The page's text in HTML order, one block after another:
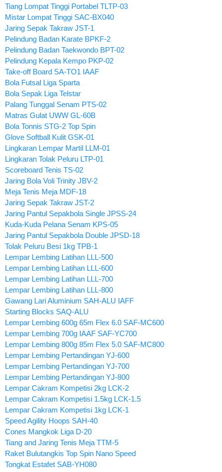
Tiang Lompat Tinggi Portabel TLTP-03
Mistar Lompat Tinggi SAC-BX040
Jaring Sepak Takraw JST-1
Pelindung Badan Karate BPKF-2
Pelindung Badan Taekwondo BPT-02
Pelindung Kepala Kempo PKP-02
Take-off Board SA-TO1 IAAF
Bola Futsal Liga Sparta
Bola Sepak Liga Telstar
Palang Tunggal Senam PTS-02
Matras Gulat UWW GL-60B
Bola Tonnis STG-2 Top Spin
Glove Softball Kulit GSK-01
Lingkaran Lempar Martil LLM-01
Lingkaran Tolak Peluru LTP-01
Scoreboard Tenis TS-02
Jaring Bola Voli Trinity JBV-2
Meja Tenis Meja MDF-18
Jaring Sepak Takraw JST-2
Jaring Pantul Sepakbola Single JPSS-24
Kuda-Kuda Pelana Senam KPS-05
Jaring Pantul Sepakbola Double JPSD-18
Tolak Peluru Besi 1kg TPB-1
Lempar Lembing Latihan LLL-500
Lempar Lembing Latihan LLL-600
Lempar Lembing Latihan LLL-700
Lempar Lembing Latihan LLL-800
Gawang Lari Aluminium SAH-ALU IAFF
Starting Blocks SAQ-ALU
Lempar Lembing 600g 65m Flex 6.0 SAF-MC600
Lempar Lembing 700g IAAF SAF-YC700
Lempar Lembing 800g 85m Flex 5.0 SAF-MC800
Lempar Lembing Pertandingan YJ-600
Lempar Lembing Pertandingan YJ-700
Lempar Lembing Pertandingan YJ-800
Lempar Cakram Kompetisi 2kg LCK-2
Lempar Cakram Kompetisi 1.5kg LCK-1.5
Lempar Cakram Kompetisi 1kg LCK-1
Speed Agility Hoops SAH-40
Cones Mangkok Liga D-20
Tiang and Jaring Tenis Meja TTM-5
Raket Bulutangkis Top Spin Nano Speed
Tongkat Estafet SAB-YH080